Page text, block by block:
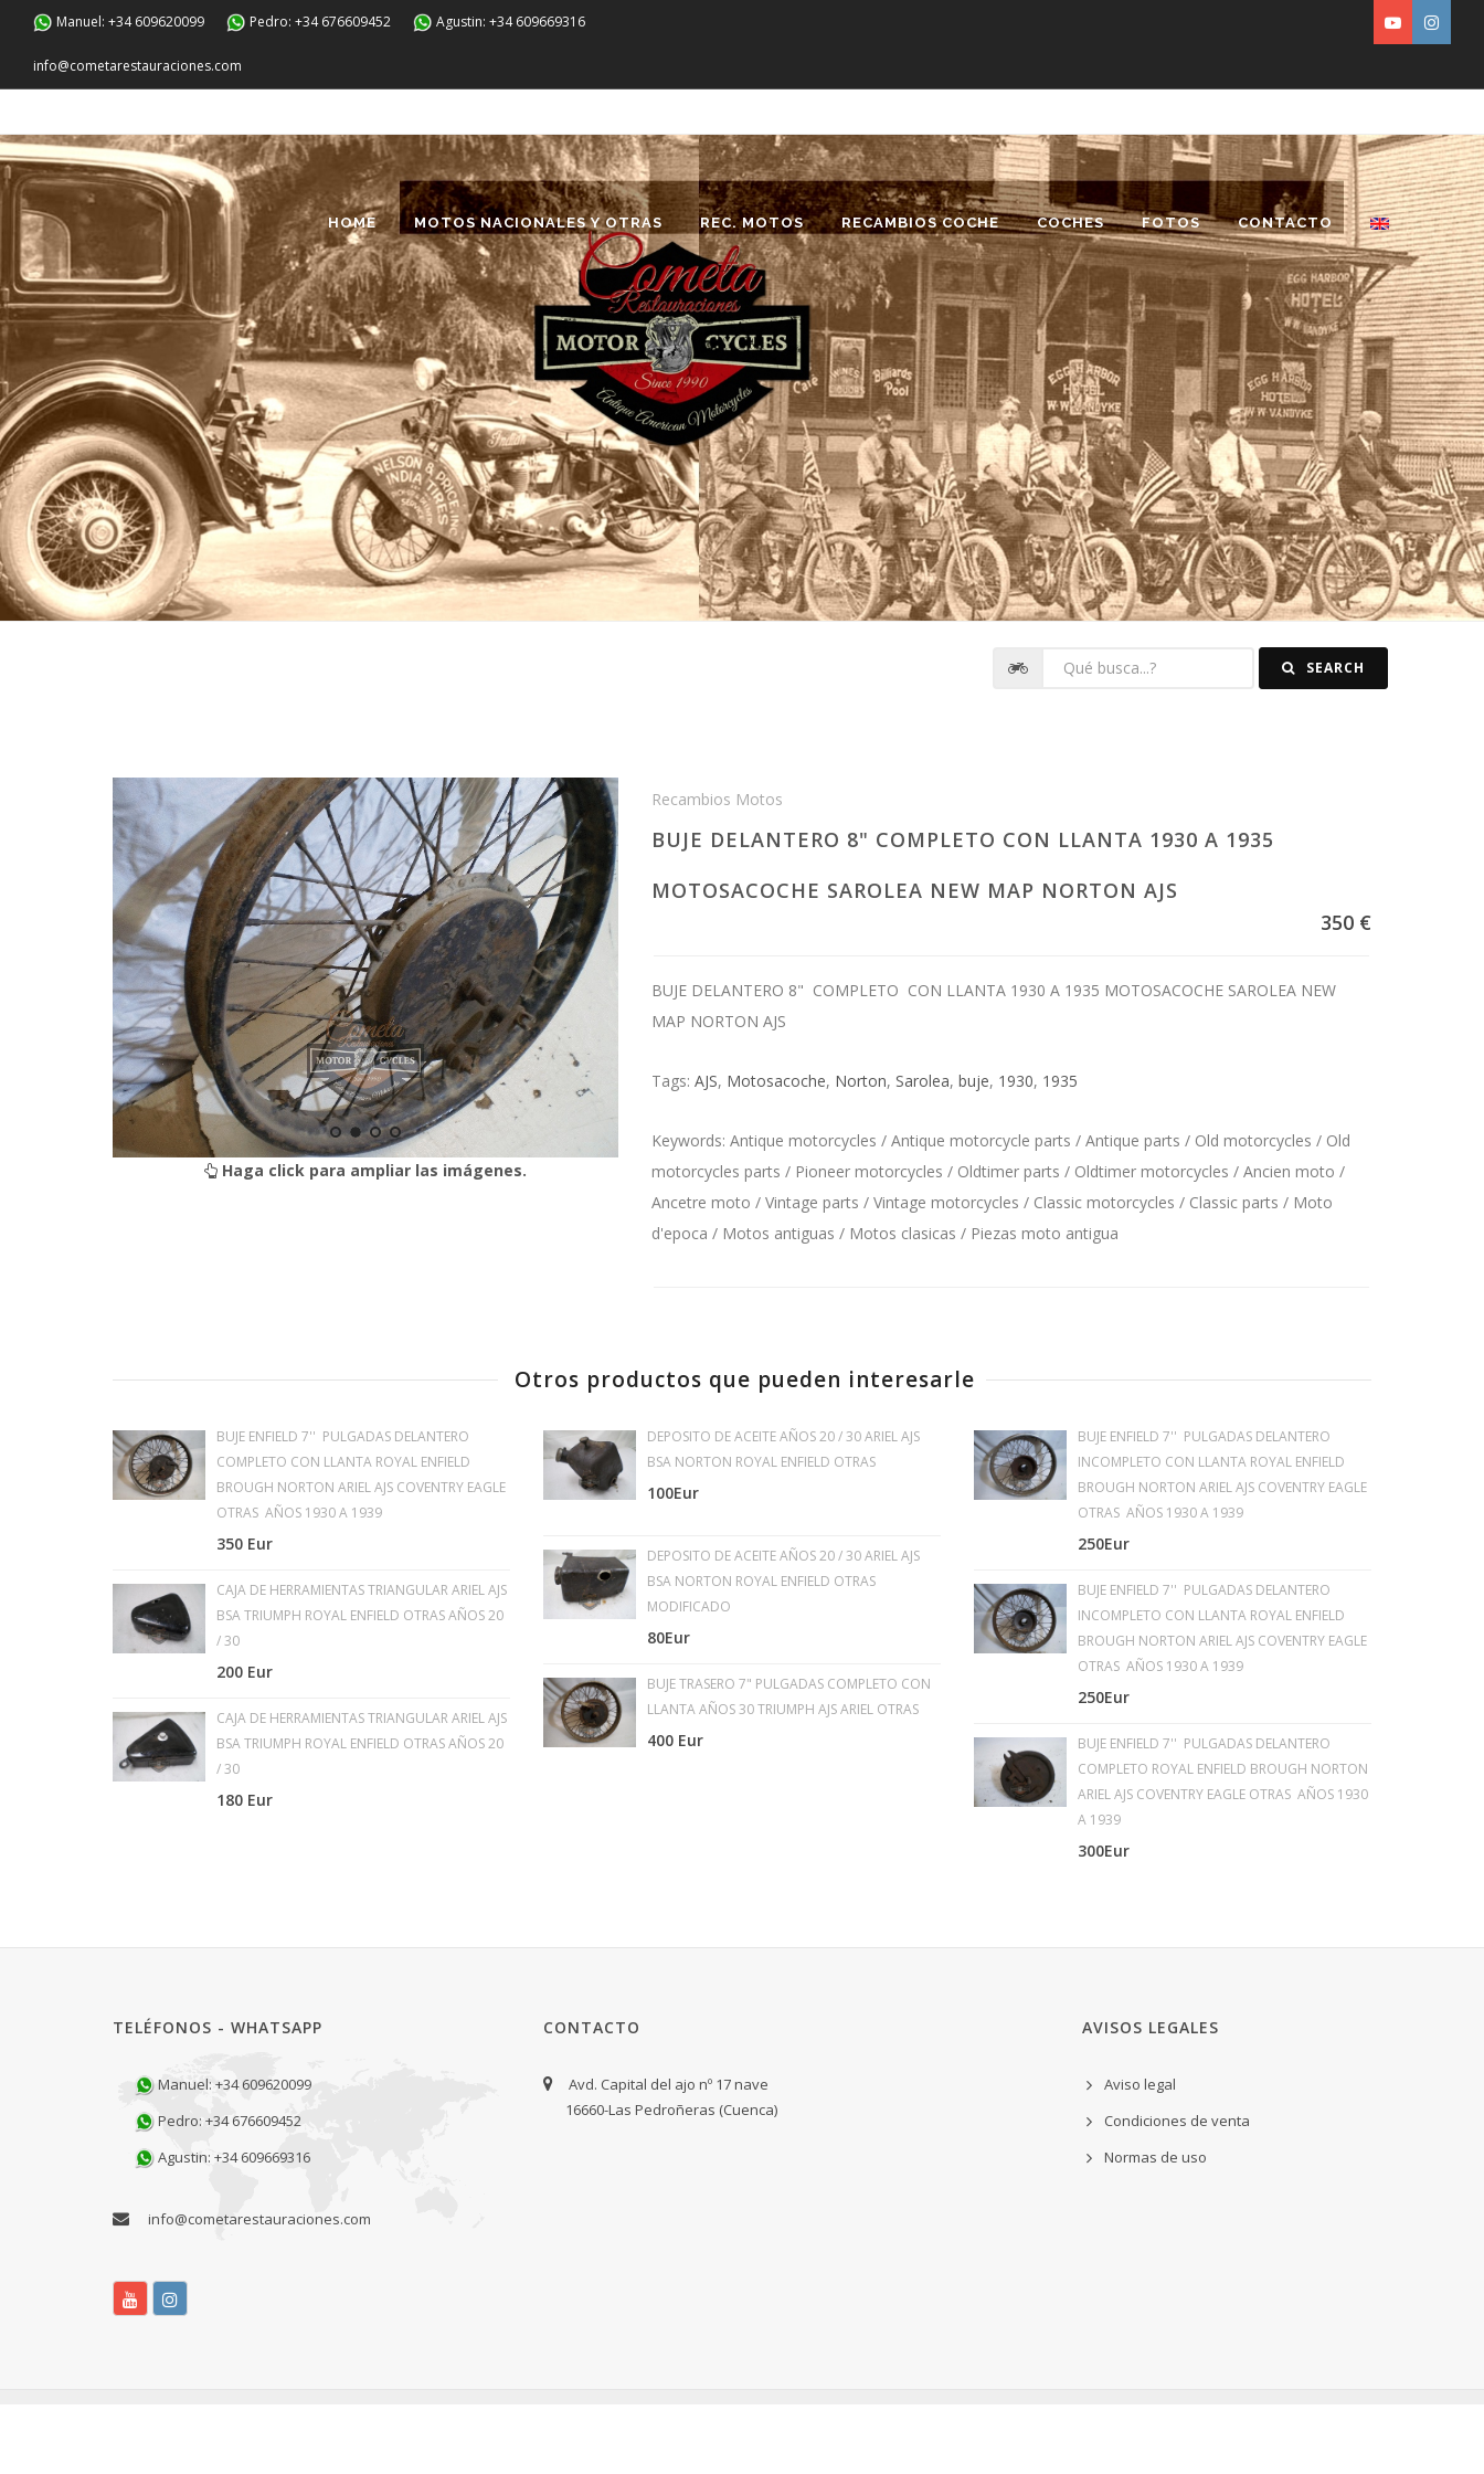
Manuel: +34 609620099 Pedro: +34 676609452 Agustin: +34 609669316
info@cometarestauraciones.com
HOME MOTOS NACIONALES Y OTRAS REC. MOTOS RECAMBIOS COCHE COCHES FOTOS CONTACTO
SEARCH
Haga click para ampliar las imágenes.
Recambios Motos
BUJE DELANTERO 8" COMPLETO CON LLANTA 1930 A 1935
MOTOSACOCHE SAROLEA NEW MAP NORTON AJS
350 €
BUJE DELANTERO 8" COMPLETO CON LLANTA 1930 A 1935 MOTOSACOCHE SAROLEA NEW
MAP NORTON AJS
Tags: AJS, Motosacoche, Norton, Sarolea, buje, 1930, 1935
Keywords: Antique motorcycles / Antique motorcycle parts / Antique parts / Old motorcycles / Old
motorcycles parts / Pioneer motorcycles / Oldtimer parts / Oldtimer motorcycles / Ancien moto /
Ancetre moto / Vintage parts / Vintage motorcycles / Classic motorcycles / Classic parts / Moto
d'epoca / Motos antiguas / Motos clasicas / Piezas moto antigua
Otros productos que pueden interesarle
BUJE ENFIELD 7'' PULGADAS DELANTERO
COMPLETO CON LLANTA ROYAL ENFIELD
BROUGH NORTON ARIEL AJS COVENTRY EAGLE
OTRAS AÑOS 1930 A 1939
350 Eur
CAJA DE HERRAMIENTAS TRIANGULAR ARIEL AJS
BSA TRIUMPH ROYAL ENFIELD OTRAS AÑOS 20
/ 30
200 Eur
CAJA DE HERRAMIENTAS TRIANGULAR ARIEL AJS
BSA TRIUMPH ROYAL ENFIELD OTRAS AÑOS 20
/ 30
180 Eur
DEPOSITO DE ACEITE AÑOS 20 / 30 ARIEL AJS
BSA NORTON ROYAL ENFIELD OTRAS
100Eur
DEPOSITO DE ACEITE AÑOS 20 / 30 ARIEL AJS
BSA NORTON ROYAL ENFIELD OTRAS
MODIFICADO
80Eur
BUJE TRASERO 7" PULGADAS COMPLETO CON
LLANTA AÑOS 30 TRIUMPH AJS ARIEL OTRAS
400 Eur
BUJE ENFIELD 7'' PULGADAS DELANTERO
INCOMPLETO CON LLANTA ROYAL ENFIELD
BROUGH NORTON ARIEL AJS COVENTRY EAGLE
OTRAS AÑOS 1930 A 1939
250Eur
BUJE ENFIELD 7'' PULGADAS DELANTERO
INCOMPLETO CON LLANTA ROYAL ENFIELD
BROUGH NORTON ARIEL AJS COVENTRY EAGLE
OTRAS AÑOS 1930 A 1939
250Eur
BUJE ENFIELD 7'' PULGADAS DELANTERO
COMPLETO ROYAL ENFIELD BROUGH NORTON
ARIEL AJS COVENTRY EAGLE OTRAS AÑOS 1930
A 1939
300Eur
TELÉFONOS - WHATSAPP
Manuel: +34 609620099
Pedro: +34 676609452
Agustin: +34 609669316
info@cometarestauraciones.com
CONTACTO
Avd. Capital del ajo nº 17 nave
16660-Las Pedroñeras (Cuenca)
AVISOS LEGALES
Aviso legal
Condiciones de venta
Normas de uso